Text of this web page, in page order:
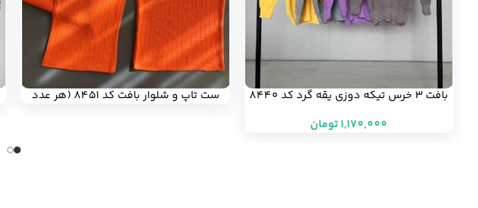
بافت 3 خرس تیکه دوزی یقه گرد کد 8440
تومان
ست تاپ و شلوار بافت کد 8451 (هر عدد